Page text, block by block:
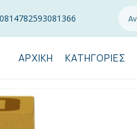
2593081366
ΑΡΧΙΚΉ ΚΑΤΗΓΟΡΊΕΣ